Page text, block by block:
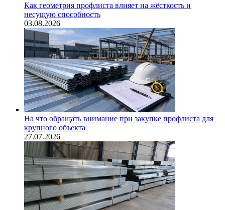
Как геометрия профлиста влияет на жёсткость и
несущую способность
03.08.2026
На что обращать внимание при закупке профлиста для
крупного объекта
27.07.2026